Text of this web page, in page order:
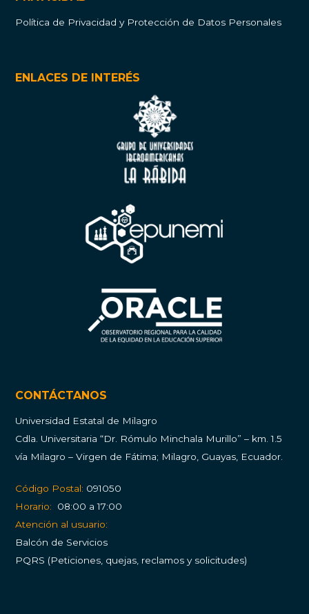
Política de Privacidad y Protección de Datos Personales
ENLACES DE INTERÉS
CONTÁCTANOS
Universidad Estatal de Milagro
Cdla. Universitaria “Dr. Rómulo Minchala Murillo” – km. 1.5
vía Milagro – Virgen de Fátima; Milagro, Guayas, Ecuador.
Código Postal: 091050
Horario:
08:00 a 17:00
Atención al usuario:
Balcón de Servicios
PQRS (Peticiones, quejas, reclamos y solicitudes)